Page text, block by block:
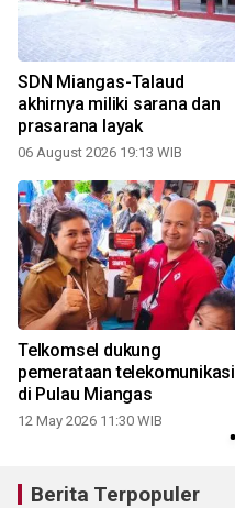
SDN Miangas-Talaud
akhirnya miliki sarana dan
prasarana layak
06 August 2026 19:13 WIB
Telkomsel dukung
pemerataan telekomunikasi
di Pulau Miangas
12 May 2026 11:30 WIB
Berita Terpopuler